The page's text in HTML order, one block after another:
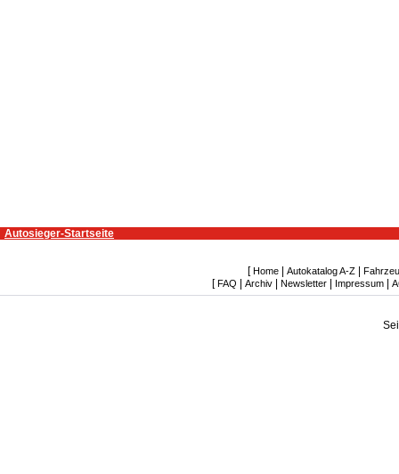
Autosieger-Startseite
[ Home Autokatalog A-Z
[ FAQ Archiv| Newsletter| Impressum|